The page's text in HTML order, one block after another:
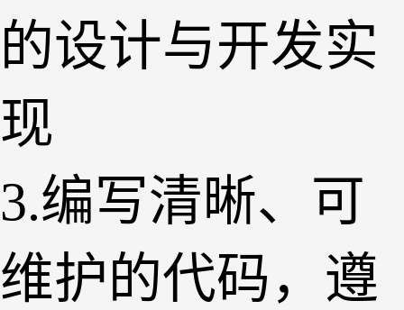
的设计与开发实
现
3.编写清晰、可
维护的代码，遵